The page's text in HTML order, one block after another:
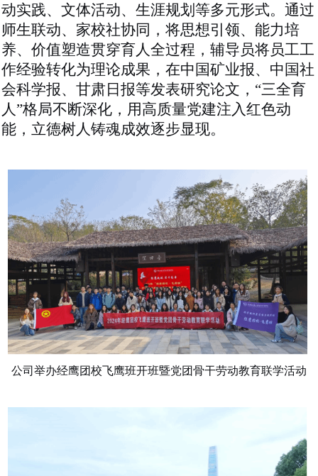
动实践、文体活动、生涯规划等多元形式。通过
师生联动、家校社协同，将思想引领、能力培
养、价值塑造贯穿育人全过程，辅导员将员工工
作经验转化为理论成果，在中国矿业报、中国社
会科学报、甘肃日报等发表研究论文，“三全育
人”格局不断深化，用高质量党建注入红色动
能，立德树人铸魂成效逐步显现。
公司举办经鹰团校飞鹰班开班暨党团骨干劳动教育联学活动